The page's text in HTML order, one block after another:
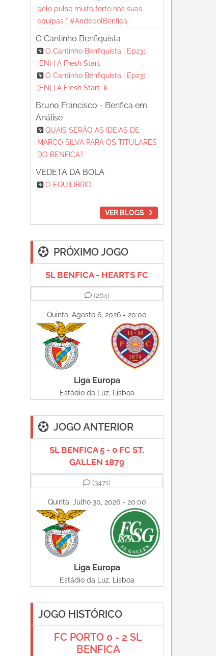
pelo pulso muito forte nas suas
equipas " #AndebolBenfica
O Cantinho Benfiquista
O Cantinho Benfiquista | Ep231
[EN] | A Fresh Start
O Cantinho Benfiquista | Ep231
[EN] | A Fresh Start 📱
Bruno Francisco - Benfica em
Análise
QUAIS SERÃO AS IDEIAS DE
MARCO SILVA PARA OS TITULARES
DO BENFICA?
VEDETA DA BOLA
O EQUILÍBRIO
VER BLOGS
PRÓXIMO JOGO
SL BENFICA - HEARTS FC
(264)
Quinta, Agosto 6, 2026 - 20:00
Liga Europa
Estádio da Luz, Lisboa
JOGO ANTERIOR
SL BENFICA 5 - 0 FC ST.
GALLEN 1879
(3471)
Quinta, Julho 30, 2026 - 20:00
Liga Europa
Estádio da Luz, Lisboa
JOGO HISTÓRICO
FC PORTO 0 - 2 SL
BENFICA